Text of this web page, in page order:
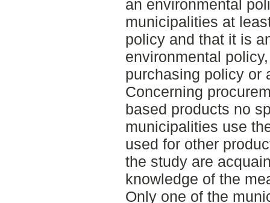
an environmental
municipalities at
policy and that it is
environmental
purchasing policy or
Concerning
based products no
municipalities use
used for other
the study are
knowledge of the
Only one of the